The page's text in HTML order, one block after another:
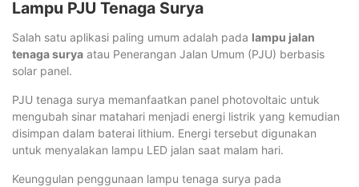
Lampu PJU Tenaga Surya
Salah satu aplikasi paling umum adalah pada lampu jalan
tenaga surya atau Penerangan Jalan Umum (PJU) berbasis
solar panel.
PJU tenaga surya memanfaatkan panel photovoltaic untuk
mengubah sinar matahari menjadi energi listrik yang kemudian
disimpan dalam baterai lithium. Energi tersebut digunakan
untuk menyalakan lampu LED jalan saat malam hari.
Keunggulan penggunaan lampu tenaga surya pada